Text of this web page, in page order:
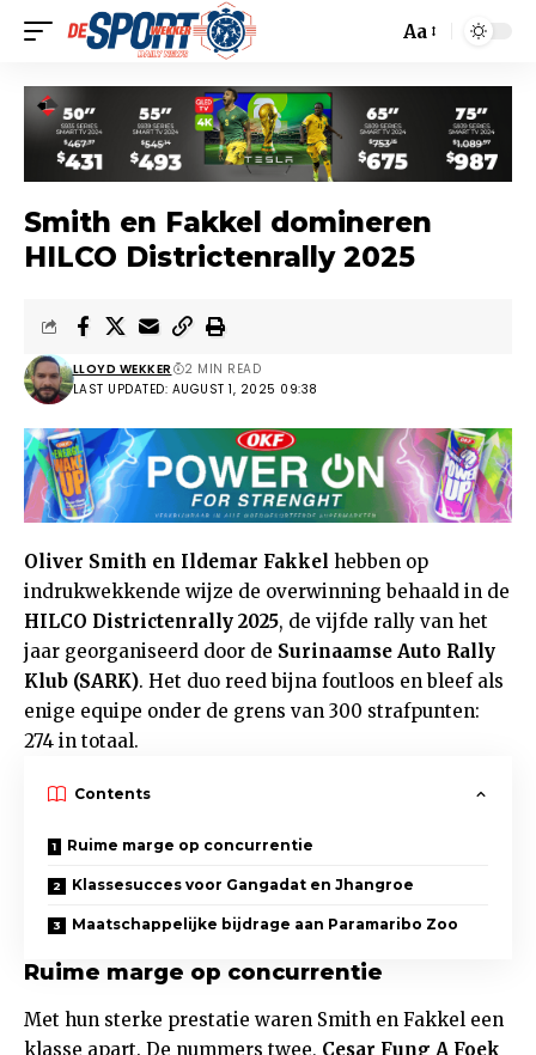
Aa
Smith en Fakkel domineren
HILCO Districtenrally 2025
LAST UPDATED: AUGUST 1, 2025 09:38
LLOYD WEKKER 2 MIN READ
Oliver Smith en Ildemar Fakkel hebben op
indrukwekkende wijze de overwinning behaald in de
HILCO Districtenrally 2025, de vijfde rally van het
jaar georganiseerd door de Surinaamse Auto Rally
Klub (SARK). Het duo reed bijna foutloos en bleef als
enige equipe onder de grens van 300 strafpunten:
274 in totaal.
Contents
Ruime marge op concurrentie
Klassesucces voor Gangadat en Jhangroe
Maatschappelijke bijdrage aan Paramaribo Zoo
Ruime marge op concurrentie
Met hun sterke prestatie waren Smith en Fakkel een
klasse apart. De nummers twee, Cesar Fung A Foek